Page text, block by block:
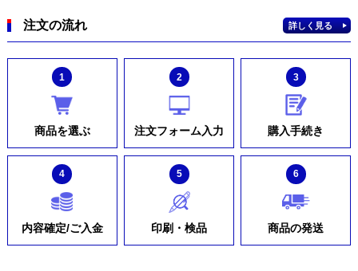
注文の流れ 詳しく見る
1
商品を選ぶ
2
注文フォーム入力
3
購入手続き
4
内容確定/ご入金
5
印刷・検品
6
商品の発送